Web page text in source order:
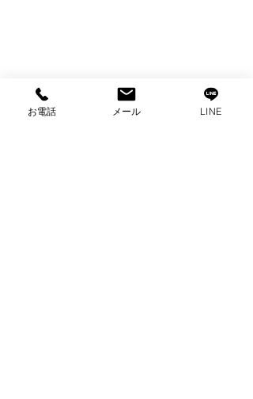
お電話 メール LINE